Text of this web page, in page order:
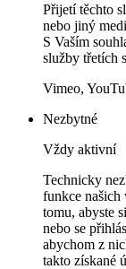
Přijetí těchto
nebo jiný
S Vaším
služby třetích
Vimeo,
Nezbytné
Vždy aktivní
Technicky
funkce našich
tomu, abyste
nebo se
abychom z
takto získané